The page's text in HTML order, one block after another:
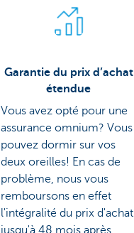
Garantie du prix d’achat
étendue
Vous avez opté pour une
assurance omnium? Vous
pouvez dormir sur vos
deux oreilles! En cas de
problème, nous vous
remboursons en effet
l'intégralité du prix d'achat
jusqu'à 48 mois après